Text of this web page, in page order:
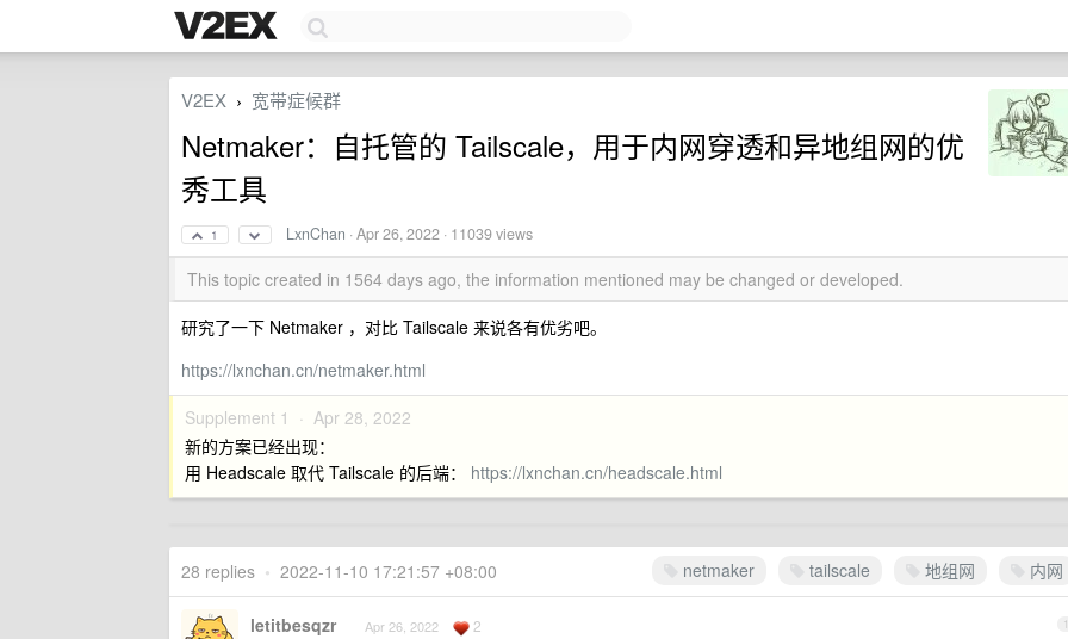
V2EX › 宽带症候群
Netmaker：自托管的 Tailscale，用于内网穿透和异地组网的优
秀工具
1 LxnChan ·Apr 26, 2022 · 11039 views
This topic created in 1564 days ago, the information mentioned may be changed or developed.
研究了一下 Netmaker ，对比 Tailscale 来说各有优劣吧。
https://lxnchan.cn/netmaker.html
Supplement 1 · Apr 28, 2022
新的方案已经出现：
用 Headscale 取代 Tailscale 的后端： https://lxnchan.cn/headscale.html
netmaker tailscale 地组网 内网
28 replies • 2022-11-10 17:21:57 +08:00
1
letitbesqzr Apr 26, 2022 2